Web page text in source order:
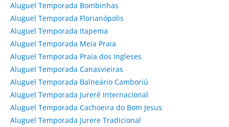
Aluguel Temporada Bombinhas
Aluguel Temporada Florianópolis
Aluguel Temporada Itapema
Aluguel Temporada Meia Praia
Aluguel Temporada Praia dos Ingleses
Aluguel Temporada Canasvieiras
Aluguel Temporada Balneário Camboriú
Aluguel Temporada Jurerê Internacional
Aluguel Temporada Cachoeira do Bom Jesus
Aluguel Temporada Jurere Tradicional